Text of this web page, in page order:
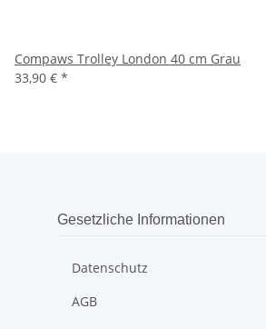
Compaws Trolley London 40 cm Grau
33,90 € *
Gesetzliche Informationen
Datenschutz
AGB